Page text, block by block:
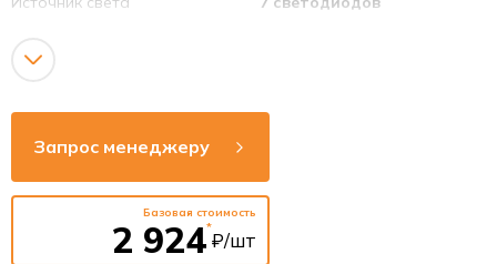
Тип аккумулятора
Запрос менеджеру
Базовая стоимость
2 924*
₽/шт